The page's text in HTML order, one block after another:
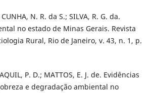
CUNHA, N. R. da S.; SILVA, R. G. da.
no estado de Minas Gerais. Revista
Rural, Rio de Janeiro, v. 43, n. 1, p.
P. D.; MATTOS, E. J. de. Evidências
e degradação ambiental no